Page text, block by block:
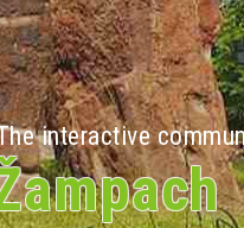
interactive